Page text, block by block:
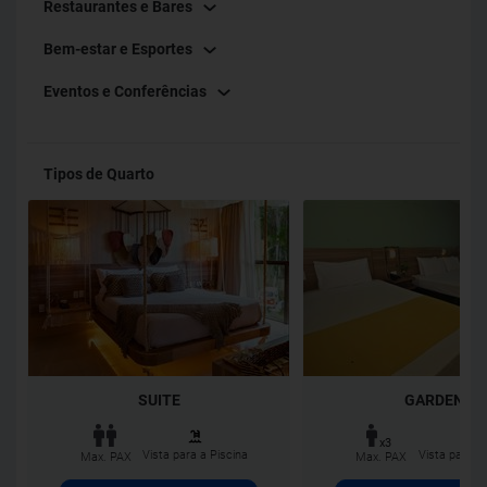
Restaurantes e Bares
Bem-estar e Esportes
Eventos e Conferências
Tipos de Quarto
SUITE
Max. PAX Vista para a Piscina
GARDEN
x3
Max. PAX
Vista para o